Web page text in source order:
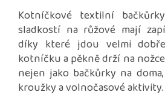
Kotníčkové textilní
sladkostí na růžové mají
díky které jdou velmi
kotníčku a pěkně drží na
nejen jako bačkůrky na
kroužky a volnočasové aktivity.